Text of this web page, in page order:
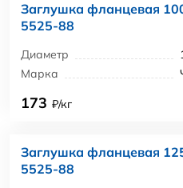
Заглушка фланцевая
5525-88
Диаметр
Марка
173 ₽/кг
Заглушка фланцевая
5525-88